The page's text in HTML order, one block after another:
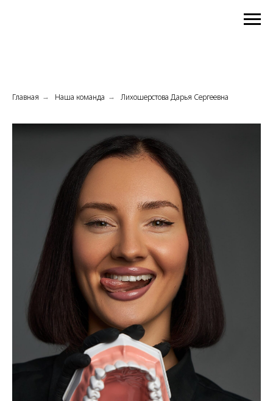
Главная → Наша команда → Лихошерстова Дарья Сергеевна